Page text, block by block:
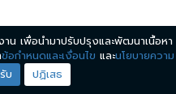
าน เพื่อนำมาปรับปรุงและพัฒนาเนื้อหา
ข้อกำหนดและเงื่อนไข และนโยบายความ
บ ปฏิเสธ